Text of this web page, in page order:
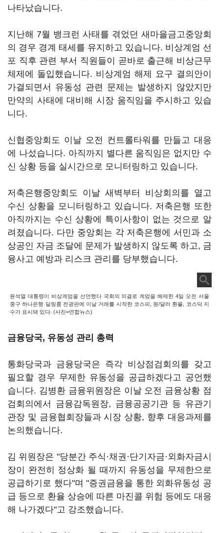
나타났습니다.
지난해 7월 뱅크런 사태를 겪었던 새마을금고중앙회
의 경우 경계 태세를 유지하고 있습니다. 비상계엄 선
포 직후 관련 부서 직원들이 곧바로 출근해 비상근무
체제에 돌입했습니다. 비상계엄 해제 요구 결의안이
가결되면서 유동성 관련 문제는 발생하지 않았지만
만약의 사태에 대비해 시장 움직임을 주시하고 있습
니다.
신협중앙회도 이날 오전 컨트롤타워를 만들고 대응
에 나섰습니다. 아직까지 별다른 움직임은 없지만 수
신 상황 등을 실시간으로 모니터링하고 있습니다.
저축은행중앙회도 이날 새벽부터 비상회의를 열고
수신 상황을 모니터링하고 있습니다. 저축은행 또한
아직까지는 수신 상황에 특이사항이 없는 것으로 알
려졌습니다. 다만 중앙회는 각 저축은행에 서민과 소
상공인 자금 조달에 문제가 발생하지 않도록 하고, 금
융사고 예방과 리스크 관리를 당부했습니다.
윤석열 대통령이 비상계엄을 선언했다 국회의 의결로 계엄을 해제한 4일 오전 서울
중구 하나은행 딜링룸 전광판에 이날 거래를 시작한 코스피, 원/달러 환율, 코스닥 지
수가 표시돼 있다. (사진=연합뉴스)
금융당국, 유동성 관리 총력
통화당국과 금융당국은 즉각 비상점검회의를 갖고
필요할 경우 무제한 유동성을 공급하겠다고 공언했
습니다. 김병환 금융위원장은 이날 오전 금융상황 점
검회의에서 금융감독원장, 금융공공기관 등 유관기
관장 및 금융협회장들과 시장 상황, 향후 대응과제를
논의했습니다.
김 위원장은 "당분간 주식·채권·단기자금·외화자금시
장이 완전히 정상화 될 때까지 유동성을 무제한으로
공급하기로 했다"며 "증권금융을 통한 외화유동성 공
급 등으로 환율 상승에 따른 마진콜 위험 등에도 대응
해 나가겠다"고 강조했습니다.